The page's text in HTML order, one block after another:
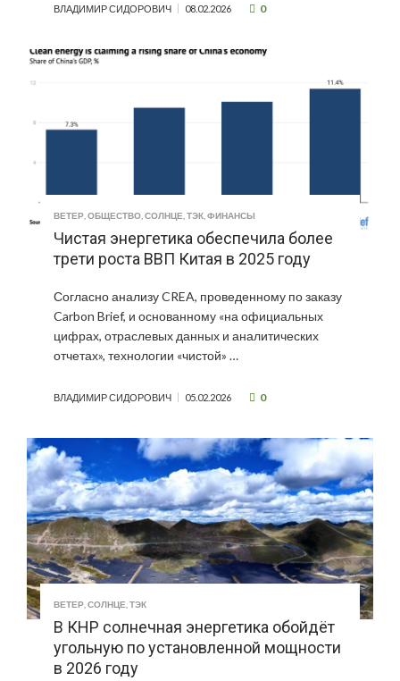
ВЛАДИМИР СИДОРОВИЧ 08.02.2026 0
ВЕТЕР ОБЩЕСТВО СОЛНЦЕ ТЭК ФИНАНСЫ
Чистая энергетика обеспечила более
трети роста ВВП Китая в 2025 году
Согласно анализу CREA, проведенному по заказу
Carbon Brief, и основанному «на официальных
цифрах, отраслевых данных и аналитических
отчетах», технологии «чистой» …
ВЛАДИМИР СИДОРОВИЧ 05.02.2026 0
ВЕТЕР СОЛНЦЕ ТЭК
В КНР солнечная энергетика обойдёт
угольную по установленной мощности
в 2026 году